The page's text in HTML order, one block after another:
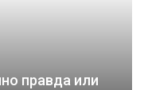
правда или